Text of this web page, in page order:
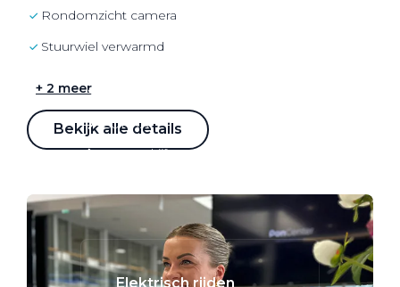
CUPRA
VW Bedrijfswagens
Elektrisch rijden
rondomzicht camera
stuurwiel verwarmd
+ 2 meer
Bekijk alle details